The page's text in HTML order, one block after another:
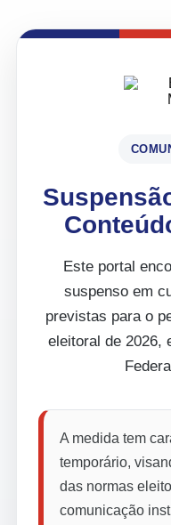
Este portal
suspenso em
previstas para o
eleitoral de 2026,
A medida tem
temporário,
das normas
comunicação